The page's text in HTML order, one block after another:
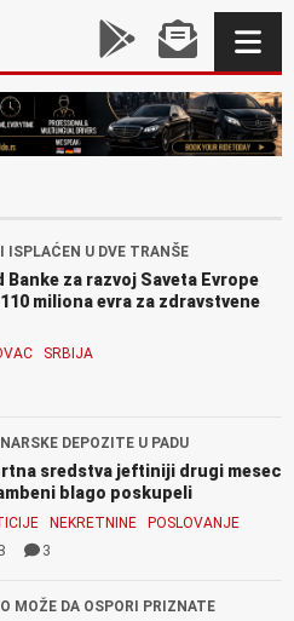
ISPLAĆEN U DVE TRANŠE
Banke za razvoj Saveta Evrope
miliona evra za zdravstvene
SRBIJA
DEPOZITE U PADU
sredstva jeftiniji drugi mesec
blago poskupeli
NEKRETNINE POSLOVANJE
3
MOŽE DA OSPORI PRIZNATE